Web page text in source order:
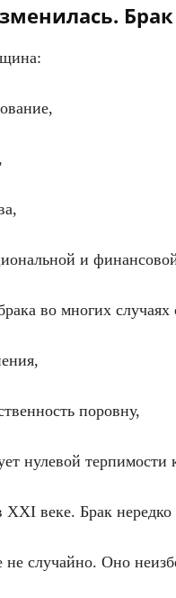
Брак
и
во многих случаях
поровну,
нулевой терпимости
веке. Брак нередко
не случайно. Оно